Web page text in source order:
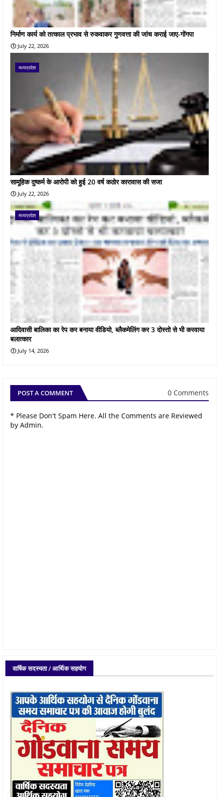
निर्माण कार्य को तत्काल प्रभाव से रुकवाकर गुणवत्ता की जांच कराई जाए-गोंगपा
July 22, 2026
मध्यप्रदेश
सामूहिक दुष्कर्म के आरोपी को हुई 20 वर्ष कठोर कारावास की सजा
July 22, 2026
मध्यप्रदेश
आदिवासी बालिका का रेप कर बनाया वीडियो, ब्लैकमेलिंग कर 3 दोस्तो से भी करवाया
बलात्कार
July 14, 2026
POST A COMMENT 0 Comments
* Please Don't Spam Here. All the Comments are Reviewed
by Admin.
वार्षिक सदस्यता / आर्थिक सहयोग